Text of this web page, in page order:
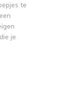
te
je